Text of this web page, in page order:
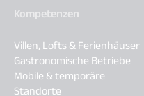
Kompetenzen
Villen, Lofts & Ferienhäuser
Gastronomische Betriebe
Mobile & temporäre
Standorte